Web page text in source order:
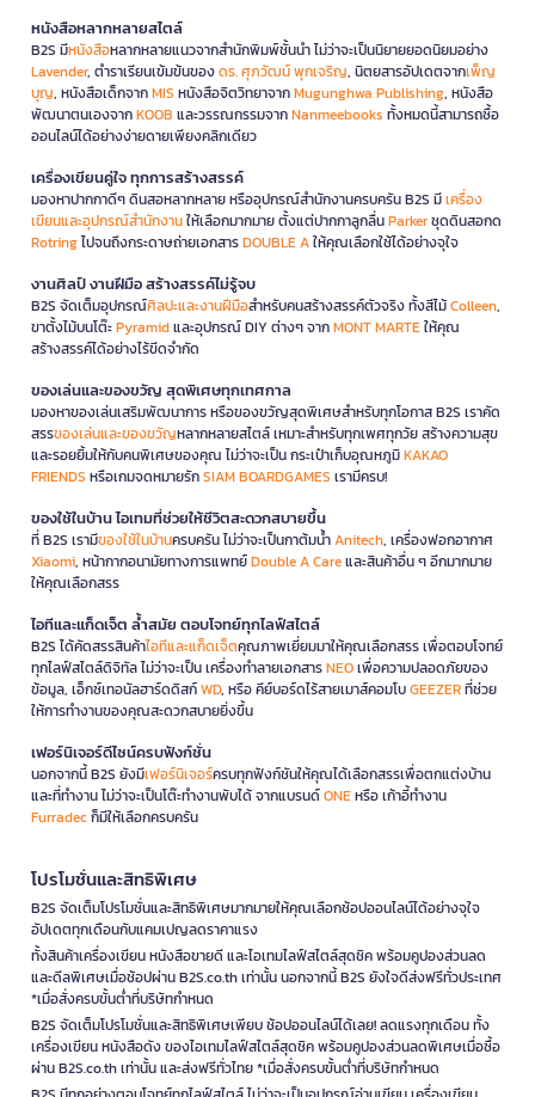
หนังสือหลากหลายสไตล์
B2S มีหนังสือหลากหลายแนวจากสำนักพิมพ์ชั้นนำ ไม่ว่าจะเป็นนิยายยอดนิยมอย่าง
Lavender, ตำราเรียนเข้มข้นของดร. ศุภวัฒน์ พุกเจริญ, นิตยสารอัปเดตจากเพ็ญ
บุญ, หนังสือเด็กจากMIS หนังสือจิตวิทยาจากMugunghwa Publishing, หนังสือ
พัฒนาตนเองจากKOOB และวรรณกรรมจากNanmeebooks ทั้งหมดนี้สามารถซื้อ
ออนไลน์ได้อย่างง่ายดายเพียงคลิกเดียว
เครื่องเขียนคู่ใจ ทุกการสร้างสรรค์
มองหาปากกาดีๆ ดินสอหลากหลาย หรืออุปกรณ์สำนักงานครบครัน B2S มีเครื่อง
เขียนและอุปกรณ์สำนักงานให้เลือกมากมาย ตั้งแต่ปากกาลูกลื่นParkerชุดดินสอกด
Rotringไปจนถึงกระดาษถ่ายเอกสารDOUBLE Aให้คุณเลือกใช้ได้อย่างจุใจ
งานศิลป์ งานฝีมือ สร้างสรรค์ไม่รู้จบ
B2S จัดเต็มอุปกรณ์ศิลปะและงานฝีมือสำหรับคนสร้างสรรค์ตัวจริง ทั้งสีไม้Colleen,
ขาตั้งไม้บนโต๊ะPyramidและอุปกรณ์ DIY ต่างๆ จากMONT MARTEให้คุณ
สร้างสรรค์ได้อย่างไร้ขีดจำกัด
ของเล่นและของขวัญ สุดพิเศษทุกเทศกาล
มองหาของเล่นเสริมพัฒนาการ หรือของขวัญสุดพิเศษสำหรับทุกโอกาส B2S เราคัด
สรรของเล่นและของขวัญหลากหลายสไตล์ เหมาะสำหรับทุกเพศทุกวัย สร้างความสุข
และรอยยิ้มให้กับคนพิเศษของคุณ ไม่ว่าจะเป็น กระเป๋าเก็บอุณหภูมิKAKAO
FRIENDS หรือเกมจดหมายรักSIAM BOARDGAMES เรามีครบ!
ของใช้ในบ้าน ไอเทมที่ช่วยให้ชีวิตสะดวกสบายขึ้น
ที่ B2S เรามีของใช้ในบ้านครบครัน ไม่ว่าจะเป็นกาต้มน้ำAnitech, เครื่องฟอกอากาศ
Xiaomi, หน้ากากอนามัยทางการแพทย์Double A Careและสินค้าอื่น ๆ อีกมากมาย
ให้คุณเลือกสรร
ไอทีและแก็ดเจ็ต ล้ำสมัย ตอบโจทย์ทุกไลฟ์สไตล์
B2S ได้คัดสรรสินค้าไอทีและแก็ดเจ็ตคุณภาพเยี่ยมมาให้คุณเลือกสรร เพื่อตอบโจทย์
ทุกไลฟ์สไตล์ดิจิทัล ไม่ว่าจะเป็น เครื่องทำลายเอกสารNEOเพื่อความปลอดภัยของ
ข้อมูล, เอ็กซ์เทอนัลฮาร์ดดิสก์WD, หรือ คีย์บอร์ดไร้สายเมาส์คอมโบGEEZERที่ช่วย
ให้การทำงานของคุณสะดวกสบายยิ่งขึ้น
เฟอร์นิเจอร์ดีไซน์ครบฟังก์ชั่น
นอกจากนี้ B2S ยังมีเฟอร์นิเจอร์ครบทุกฟังก์ชันให้คุณได้เลือกสรรเพื่อตกแต่งบ้าน
และที่ทำงาน ไม่ว่าจะเป็นโต๊ะทำงานพับได้ จากแบรนด์ONEหรือ เก้าอี้ทำงาน
Furradecก็มีให้เลือกครบครัน
โปรโมชั่นและสิทธิพิเศษ
B2S จัดเต็มโปรโมชั่นและสิทธิพิเศษมากมายให้คุณเลือกช้อปออนไลน์ได้อย่างจุใจ
อัปเดตทุกเดือนกับแคมเปญลดราคาแรง
ทั้งสินค้าเครื่องเขียน หนังสือขายดี และไอเทมไลฟ์สไตล์สุดชิค พร้อมคูปองส่วนลด
และดีลพิเศษเมื่อช้อปผ่าน B2S.co.th เท่านั้น นอกจากนี้ B2S ยังใจดีส่งฟรีทั่วประเทศ
*เมื่อสั่งครบขั้นต่ำที่บริษัทกำหนด
B2S จัดเต็มโปรโมชั่นและสิทธิพิเศษเพียบ ช้อปออนไลน์ได้เลย! ลดแรงทุกเดือน ทั้ง
เครื่องเขียน หนังสือดัง ของไอเทมไลฟ์สไตล์สุดชิค พร้อมคูปองส่วนลดพิเศษเมื่อซื้อ
ผ่าน B2S.co.th เท่านั้น และส่งฟรีทั่วไทย *เมื่อสั่งครบขั้นต่ำที่บริษัทกำหนด